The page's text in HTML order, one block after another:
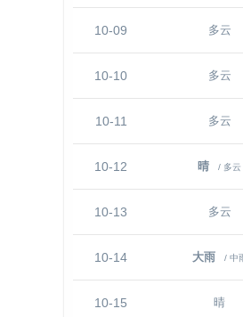
10-09 多云
10-10 多云
10-11 多云
10-12 晴 / 多云
10-13 多云
10-14 大雨 / 中
10-15 晴